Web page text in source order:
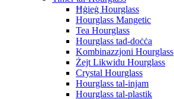
Ħġieġ Hourglass
Hourglass Mangetic
Tea Hourglass
Hourglass tad-doċċa
Kombinazzjoni Hourglass
Żejt Likwidu Hourglass
Crystal Hourglass
Hourglass tal-injam
Hourglass tal-plastik